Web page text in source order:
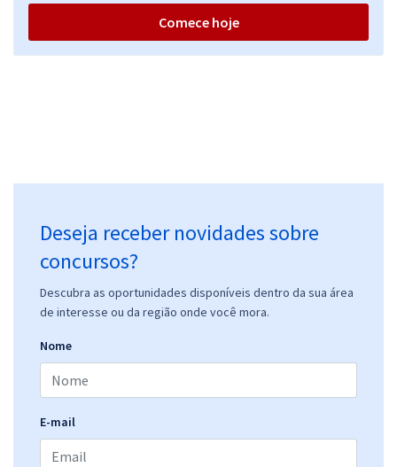
Comece hoje
Deseja receber novidades sobre
concursos?
Descubra as oportunidades disponíveis dentro da sua área
de interesse ou da região onde você mora.
Nome
E-mail